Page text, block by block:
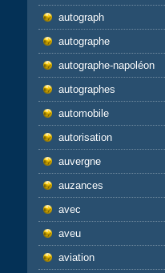
autograph
autographe
autographe-napoléon
autographes
automobile
autorisation
auvergne
auzances
avec
aveu
aviation